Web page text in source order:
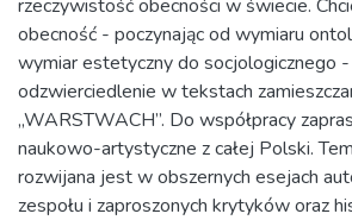
rzeczywistość obecności w świecie.
obecność - poczynając od wymiaru
wymiar estetyczny do socjologicznego -
odzwierciedlenie w tekstach
„WARSTWACH”. Do współpracy
naukowo-artystyczne z całej Polski.
rozwijana jest w obszernych esejach
zespołu i zaproszonych krytyków oraz